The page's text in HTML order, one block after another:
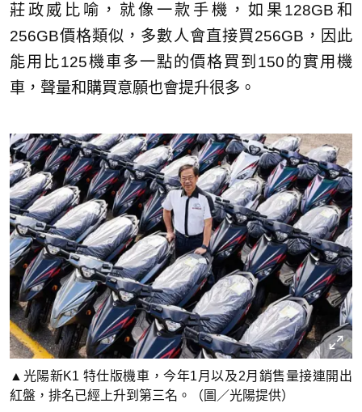
莊政威比喻，就像一款手機，如果128GB和
256GB價格類似，多數人會直接買256GB，因此
能用比125機車多一點的價格買到150的實用機
車，聲量和購買意願也會提升很多。
▲光陽新K1 特仕版機車，今年1月以及2月銷售量接連開出
紅盤，排名已經上升到第三名。（圖／光陽提供）